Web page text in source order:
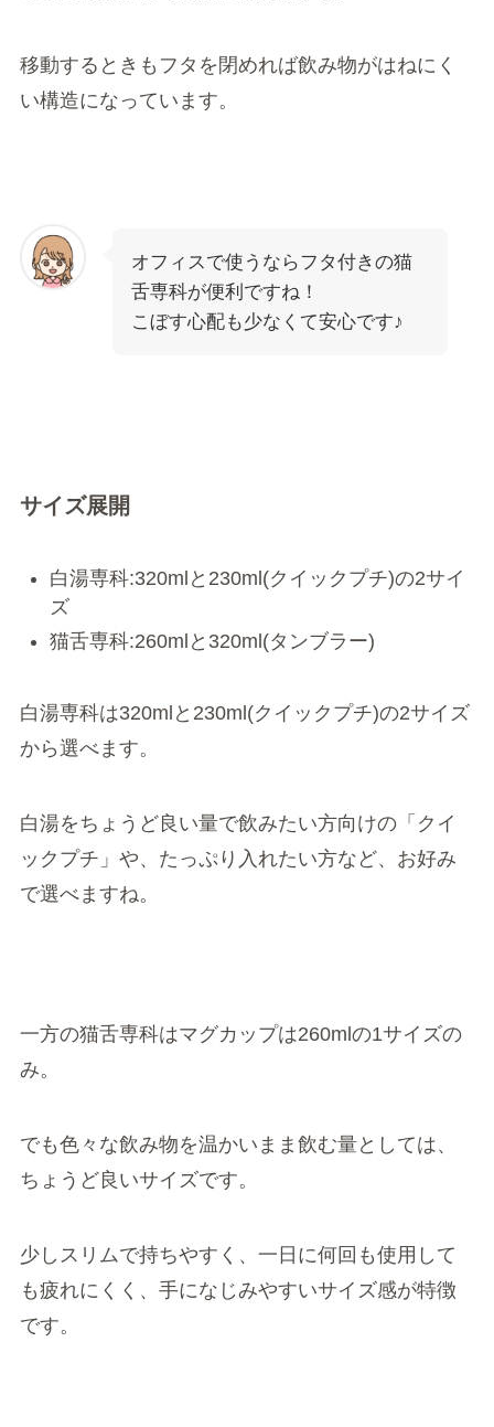
移動するときもフタを閉めれば飲み物がはねにく
い構造になっています。
オフィスで使うならフタ付きの猫
舌専科が便利ですね！
こぼす心配も少なくて安心です♪
サイズ展開
白湯専科:320mlと230ml(クイックプチ)の2サイ
ズ
猫舌専科:260mlと320ml(タンブラー)
白湯専科は320mlと230ml(クイックプチ)の2サイズ
から選べます。
白湯をちょうど良い量で飲みたい方向けの「クイ
ックプチ」や、たっぷり入れたい方など、お好み
で選べますね。
一方の猫舌専科はマグカップは260mlの1サイズの
み。
でも色々な飲み物を温かいまま飲む量としては、
ちょうど良いサイズです。
少しスリムで持ちやすく、一日に何回も使用して
も疲れにくく、手になじみやすいサイズ感が特徴
です。